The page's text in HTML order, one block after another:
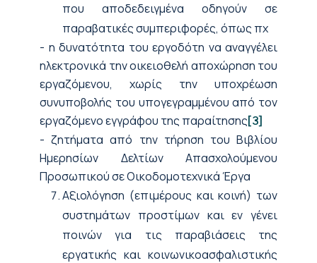
που αποδεδειγμένα οδηγούν σε
παραβατικές συμπεριφορές, όπως πχ
- η δυνατότητα του εργοδότη να αναγγέλει
ηλεκτρονικά την οικειοθελή αποχώρηση του
εργαζόμενου, χωρίς την υποχρέωση
συνυποβολής του υπογεγραμμένου από τον
εργαζόμενο εγγράφου της παραίτησης[3]
- ζητήματα από την τήρηση του Βιβλίου
Ημερησίων Δελτίων Απασχολούμενου
Προσωπικού σε Οικοδομοτεχνικά Έργα
Αξιολόγηση (επιμέρους και κοινή) των
συστημάτων προστίμων και εν γένει
ποινών για τις παραβιάσεις της
εργατικής και κοινωνικοασφαλιστικής